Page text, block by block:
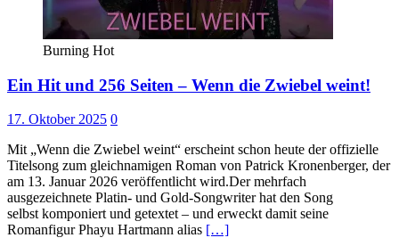
Burning Hot
Ein Hit und 256 Seiten – Wenn die Zwiebel weint!
17. Oktober 2025 0
Mit „Wenn die Zwiebel weint“ erscheint schon heute der offizielle
Titelsong zum gleichnamigen Roman von Patrick Kronenberger, der
am 13. Januar 2026 veröffentlicht wird.Der mehrfach
ausgezeichnete Platin- und Gold-Songwriter hat den Song
selbst komponiert und getextet – und erweckt damit seine
Romanfigur Phayu Hartmann alias […]